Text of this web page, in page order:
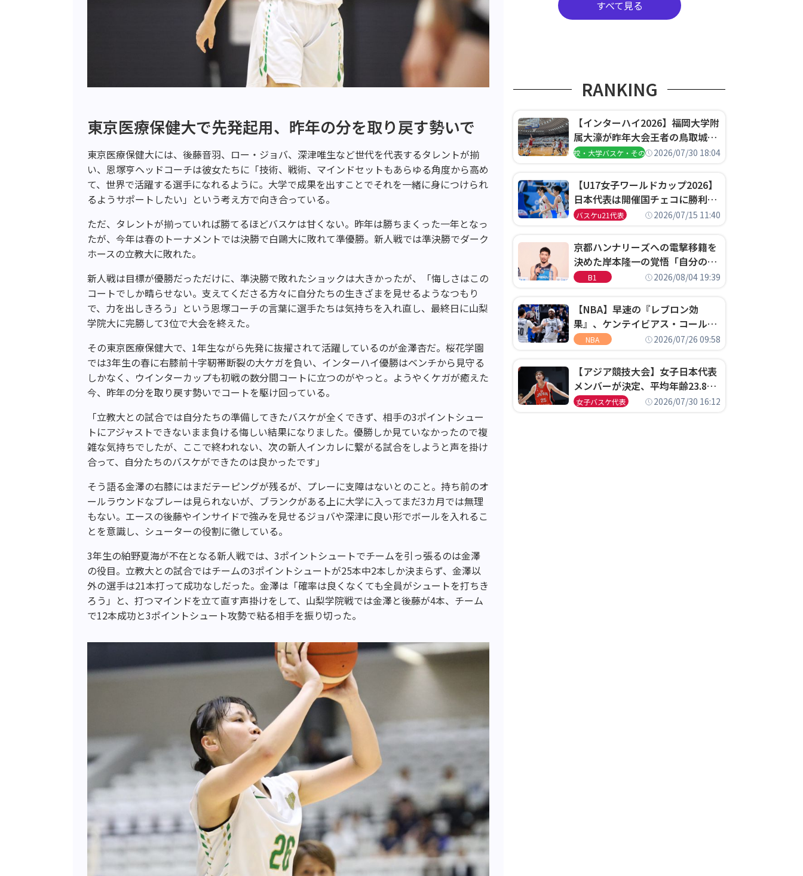
東京医療保健大で先発起用、昨年の分を取り戻す勢いで
東京医療保健大には、後藤音羽、ロー・ジョバ、深津唯生など世代を代表するタレントが揃
い、恩塚亨ヘッドコーチは彼女たちに「技術、戦術、マインドセットもあらゆる角度から高め
て、世界で活躍する選手になれるように。大学で成果を出すことでそれを一緒に身につけられ
るようサポートしたい」という考え方で向き合っている。
ただ、タレントが揃っていれば勝てるほどバスケは甘くない。昨年は勝ちまくった一年となっ
たが、今年は春のトーナメントでは決勝で白鷗大に敗れて準優勝。新人戦では準決勝でダーク
ホースの立教大に敗れた。
新人戦は目標が優勝だっただけに、準決勝で敗れたショックは大きかったが、「悔しさはこの
コートでしか晴らせない。支えてくださる方々に自分たちの生きざまを見せるようなつもり
で、力を出しきろう」という恩塚コーチの言葉に選手たちは気持ちを入れ直し、最終日に山梨
学院大に完勝して3位で大会を終えた。
その東京医療保健大で、1年生ながら先発に抜擢されて活躍しているのが金澤杏だ。桜花学園
では3年生の春に右膝前十字靭帯断裂の大ケガを負い、インターハイ優勝はベンチから見守る
しかなく、ウインターカップも初戦の数分間コートに立つのがやっと。ようやくケガが癒えた
今、昨年の分を取り戻す勢いでコートを駆け回っている。
「立教大との試合では自分たちの準備してきたバスケが全くできず、相手の3ポイントシュー
トにアジャストできないまま負ける悔しい結果になりました。優勝しか見ていなかったので複
雑な気持ちでしたが、ここで終われない、次の新人インカレに繋がる試合をしようと声を掛け
合って、自分たちのバスケができたのは良かったです」
そう語る金澤の右膝にはまだテーピングが残るが、プレーに支障はないとのこと。持ち前のオ
ールラウンドなプレーは見られないが、ブランクがある上に大学に入ってまだ3カ月では無理
もない。エースの後藤やインサイドで強みを見せるジョバや深津に良い形でボールを入れるこ
とを意識し、シューターの役割に徹している。
3年生の絈野夏海が不在となる新人戦では、3ポイントシュートでチームを引っ張るのは金澤
の役目。立教大との試合ではチームの3ポイントシュートが25本中2本しか決まらず、金澤以
外の選手は21本打って成功なしだった。金澤は「確率は良くなくても全員がシュートを打ちき
ろう」と、打つマインドを立て直す声掛けをして、山梨学院戦では金澤と後藤が4本、チーム
で12本成功と3ポイントシュート攻勢で粘る相手を振り切った。
すべて見る
RANKING
【インターハイ2026】福岡大学附
属大濠が昨年大会王者の鳥取城北
を撃破、大阪薫英女学院は岐阜女
高校・大学バスケ・その他2026/07/30 18:04
【U17女子ワールドカップ2026】
日本代表は開催国チェコに勝利し
て予選グループ3連勝で首位通
決定
バスケu21代表 2026/07/15 11:40
京都ハンナリーズへの電撃移籍を
決めた岸本隆一の覚悟「自分のエ
ゴというちっぽけなことのため
B1 2026/08/04 19:39
【NBA】早速の『レブロン効
果』、ケンテイビアス・コールド
ウェル・ポープがセブンティシク
NBA 2026/07/26 09:58
【アジア競技大会】女子日本代表
メンバーが決定、平均年齢23.8歳
のフレッシュなメンバーが日本開
女子バスケ代表 2026/07/30 16:12